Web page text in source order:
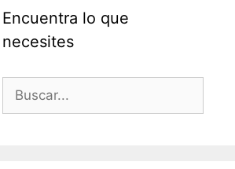
Encuentra lo que
necesites